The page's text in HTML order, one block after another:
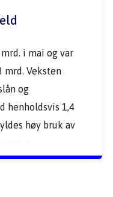
i mai og var
mrd. Veksten
og
henholdsvis 1,4
høy bruk av
til